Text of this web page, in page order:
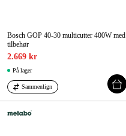
Bosch GOP 40-30 multicutter 400W med
tilbehør
2.669 kr
På lager
Sammenlign